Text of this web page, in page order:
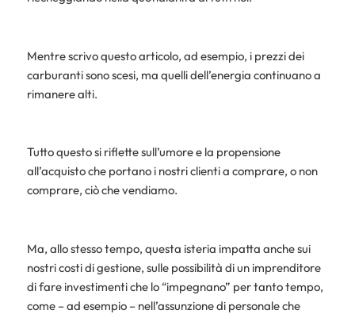
Mentre scrivo questo articolo, ad esempio, i prezzi dei
carburanti sono scesi, ma quelli dell’energia continuano a
rimanere alti.
Tutto questo si riflette sull’umore e la propensione
all’acquisto che portano i nostri clienti a comprare, o non
comprare, ciò che vendiamo.
Ma, allo stesso tempo, questa isteria impatta anche sui
nostri costi di gestione, sulle possibilità di un imprenditore
di fare investimenti che lo “impegnano” per tanto tempo,
come – ad esempio – nell’assunzione di personale che